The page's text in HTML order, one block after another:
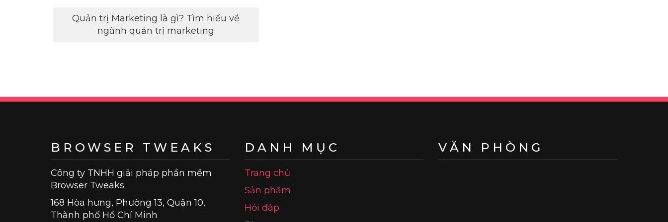
Điều
hướng
Quản trị Marketing là gì? Tìm hiểu về
ngành quản trị marketing
BROWSER TWEAKS
Công ty TNHH giải pháp phần mềm
Browser Tweaks
168 Hòa hưng, Phường 13, Quận 10,
Thành phố Hồ Chí Minh
DANH MỤC
Trang chủ
Sản phẩm
Hỏi đáp
VĂN PHÒNG